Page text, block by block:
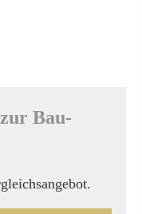
zur Bau­